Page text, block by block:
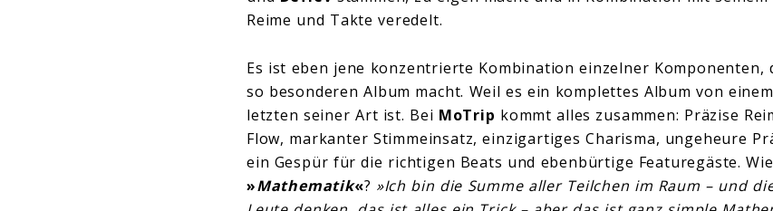
Reime und Takte veredelt.
Es ist eben jene konzentrierte Kombination einzelner Komponenten,
so besonderen Album macht. Weil es ein komplettes Album von
letzten seiner Art ist. Bei MoTrip kommt alles zusammen: Präzise
Flow, markanter Stimmeinsatz, einzigartiges Charisma, ungeheure
ein Gespür für die richtigen Beats und ebenbürtige Featuregäste.
»Mathematik«? »Ich bin die Summe aller Teilchen im Raum – und